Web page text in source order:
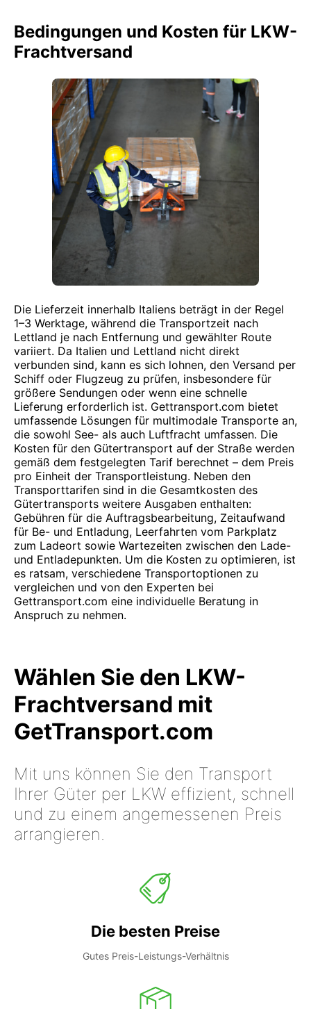
Bedingungen und Kosten für LKW-
Frachtversand
Die Lieferzeit innerhalb Italiens beträgt in der Regel
1–3 Werktage, während die Transportzeit nach
Lettland je nach Entfernung und gewählter Route
variiert. Da Italien und Lettland nicht direkt
verbunden sind, kann es sich lohnen, den Versand per
Schiff oder Flugzeug zu prüfen, insbesondere für
größere Sendungen oder wenn eine schnelle
Lieferung erforderlich ist. Gettransport.com bietet
umfassende Lösungen für multimodale Transporte an,
die sowohl See- als auch Luftfracht umfassen. Die
Kosten für den Gütertransport auf der Straße werden
gemäß dem festgelegten Tarif berechnet – dem Preis
pro Einheit der Transportleistung. Neben den
Transporttarifen sind in die Gesamtkosten des
Gütertransports weitere Ausgaben enthalten:
Gebühren für die Auftragsbearbeitung, Zeitaufwand
für Be- und Entladung, Leerfahrten vom Parkplatz
zum Ladeort sowie Wartezeiten zwischen den Lade-
und Entladepunkten. Um die Kosten zu optimieren, ist
es ratsam, verschiedene Transportoptionen zu
vergleichen und von den Experten bei
Gettransport.com eine individuelle Beratung in
Anspruch zu nehmen.
Wählen Sie den LKW-
Frachtversand mit
GetTransport.com
Mit uns können Sie den Transport
Ihrer Güter per LKW effizient, schnell
und zu einem angemessenen Preis
arrangieren.
Die besten Preise
Gutes Preis-Leistungs-Verhältnis